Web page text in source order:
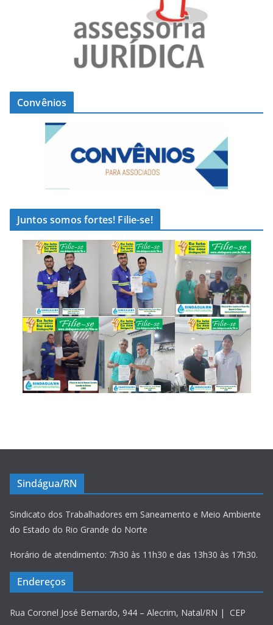
Convênios
Juntos somos fortes! Filie-se!
Sindágua/RN
Sindicato dos Trabalhadores em Saneamento e Meio Ambiente
do Estado do Rio Grande do Norte
Horário de atendimento: 7h30 às 11h30 e das 13h30 às 17h30.
Endereços
Rua Coronel José Bernardo, 944 – Alecrim, Natal/RN | CEP